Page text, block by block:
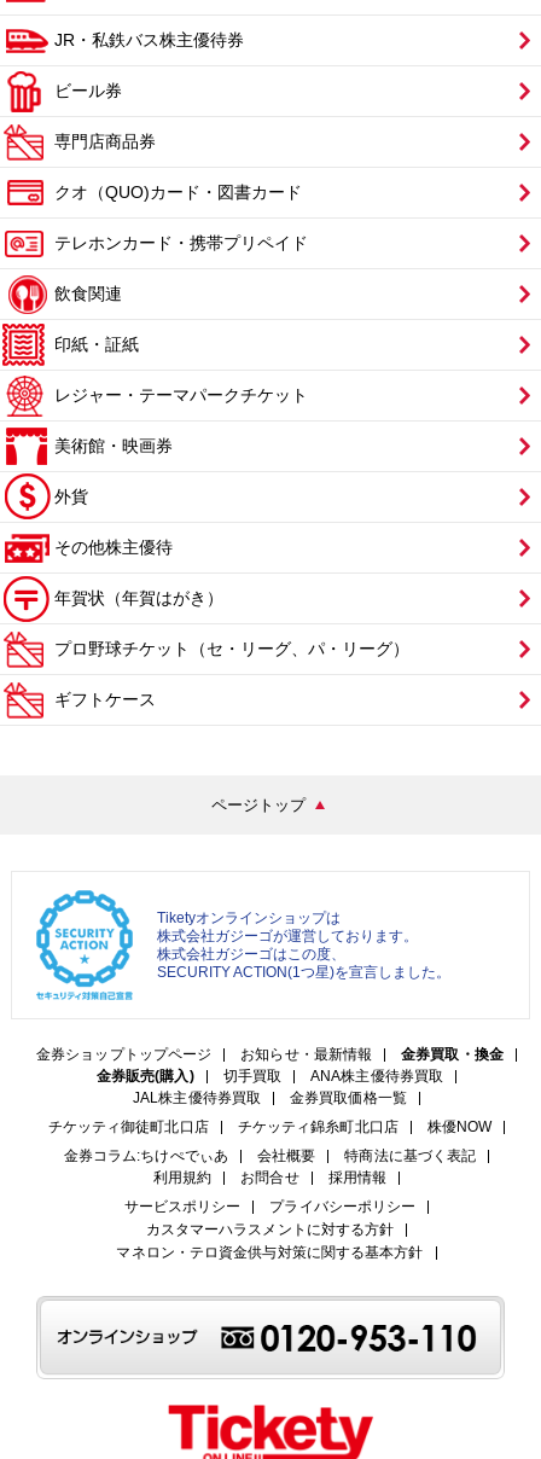
JR・私鉄バス株主優待券
ビール券
専門店商品券
クオ（QUO)カード・図書カード
テレホンカード・携帯プリペイド
飲食関連
印紙・証紙
レジャー・テーマパークチケット
美術館・映画券
外貨
その他株主優待
年賀状（年賀はがき）
プロ野球チケット（セ・リーグ、パ・リーグ）
ギフトケース
ページトップ
Tiketyオンラインショップは
株式会社ガジーゴが運営しております。
株式会社ガジーゴはこの度、
SECURITY ACTION(1つ星)を宣言しました。
金券ショップトップページ お知らせ・最新情報
金券買取・換金
金券販売(購入)
切手買取
ANA株主優待券買取
JAL株主優待券買取
金券買取価格一覧
チケッティ御徒町北口店
チケッティ錦糸町北口店
株優NOW
金券コラム:ちけぺでぃあ
会社概要
特商法に基づく表記
利用規約
お問合せ
採用情報
サービスポリシー
プライバシーポリシー
カスタマーハラスメントに対する方針
マネロン・テロ資金供与対策に関する基本方針